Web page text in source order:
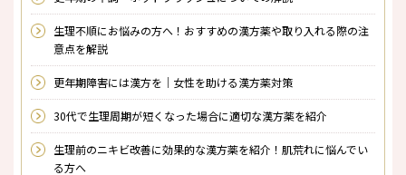
生理不順にお悩みの方へ！おすすめの漢方薬や取り入れる際の注
意点を解説
更年期障害には漢方を｜女性を助ける漢方薬対策
30代で生理周期が短くなった場合に適切な漢方薬を紹介
生理前のニキビ改善に効果的な漢方薬を紹介！肌荒れに悩んでい
る方へ